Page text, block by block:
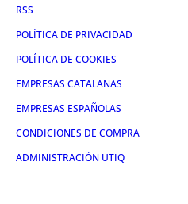
RSS
POLÍTICA DE PRIVACIDAD
POLÍTICA DE COOKIES
EMPRESAS CATALANAS
EMPRESAS ESPAÑOLAS
CONDICIONES DE COMPRA
ADMINISTRACIÓN UTIQ